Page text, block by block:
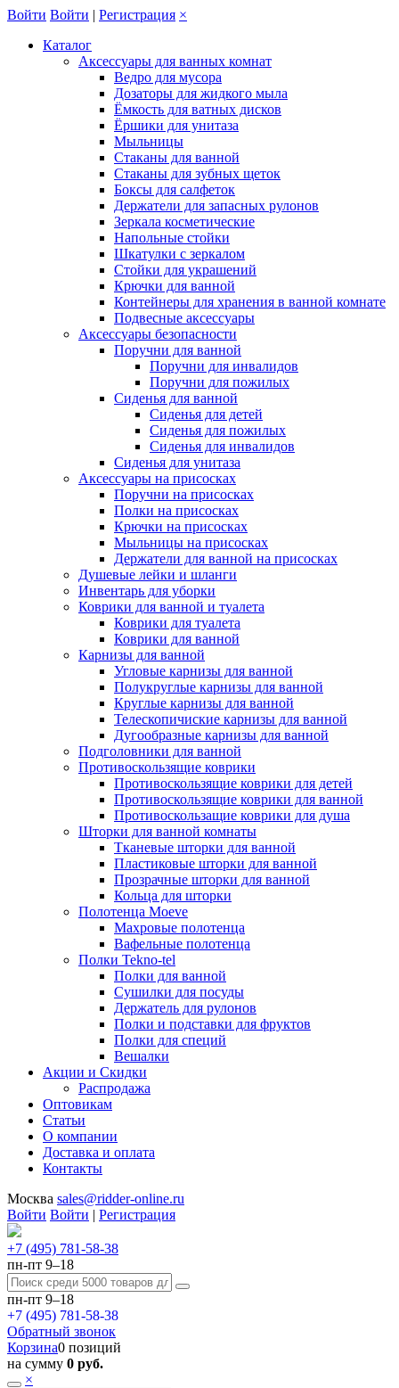
Войти Войти | Регистрация ×
Каталог
Аксессуары для ванных комнат
Ведро для мусора
Дозаторы для жидкого мыла
Ёмкость для ватных дисков
Ёршики для унитаза
Мыльницы
Стаканы для ванной
Стаканы для зубных щеток
Боксы для салфеток
Держатели для запасных рулонов
Зеркала косметические
Напольные стойки
Шкатулки с зеркалом
Стойки для украшений
Крючки для ванной
Контейнеры для хранения в ванной комнате
Подвесные аксессуары
Аксессуары безопасности
Поручни для ванной
Поручни для инвалидов
Поручни для пожилых
Сиденья для ванной
Сиденья для детей
Сиденья для пожилых
Сиденья для инвалидов
Сиденья для унитаза
Аксессуары на присосках
Поручни на присосках
Полки на присосках
Крючки на присосках
Мыльницы на присосках
Держатели для ванной на присосках
Душевые лейки и шланги
Инвентарь для уборки
Коврики для ванной и туалета
Коврики для туалета
Коврики для ванной
Карнизы для ванной
Угловые карнизы для ванной
Полукруглые карнизы для ванной
Круглые карнизы для ванной
Телескопичиские карнизы для ванной
Дугообразные карнизы для ванной
Подголовники для ванной
Противоскользящие коврики
Противоскользящие коврики для детей
Противоскользящие коврики для ванной
Противоскользащие коврики для душа
Шторки для ванной комнаты
Тканевые шторки для ванной
Пластиковые шторки для ванной
Прозрачные шторки для ванной
Кольца для шторки
Полотенца Moeve
Махровые полотенца
Вафельные полотенца
Полки Tekno-tel
Полки для ванной
Сушилки для посуды
Держатель для рулонов
Полки и подставки для фруктов
Полки для специй
Вешалки
Акции и Скидки
Распродажа
Оптовикам
Статьи
О компании
Доставка и оплата
Контакты
Москва sales@ridder-online.ru
Войти Войти | Регистрация
+7 (495) 781-58-38
пн-пт 9–18
пн-пт 9–18
+7 (495) 781-58-38
Обратный звонок
Корзина0 позиций
на сумму 0 руб.
×